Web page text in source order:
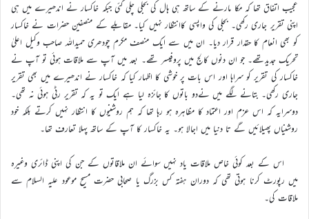
عجیب اتفاق تھا کہ مکا مارنے کے ساتھ ہی ہال کی بجلی چلی گئی جبکہ خاکسار نے اندھیرے میں ہی
اپنی تقریر جاری رکھی۔ بجلی کی واپسی کاانتظار نہیں کیا۔ مقابلے کے منصفین حضرات نے خاکسار
کو بھی انعام کا حقدار قرار دیا۔ ان میں سے ایک منصف مکرم چودھری حمیداللہ صاحب وکیل اعلیٰ
تحریک جدیدتھے۔ جو ان دنوں کالج میں پروفیسر تھے۔ بعد میں آپ سے ملاقات ہوئی تو آپ نے
خاکسار کی تقریر کو سراہا اور اس بات پر خوشی کا اظہار کیا کہ خاکسار نے اندھیرے میں بھی تقریر
جاری رکھی۔ بتانے لگے میں نےدو باتوں کا جائزہ لیا ہے ایک تو یہ کہ تقریر رٹی ہوئی نہ تھی۔
دوسرایہ کہ اس عزم اور اعتماد کا مظاہرہ ہو رہا تھا کہ ہم روشنیوں کا انتظار نہیں کرتے بلکہ خود
روشنیاں پھیلائیں گے تا دنیا میں اجالا ہو۔ یہ خاکسار کا آپ کے ساتھ پہلا تعارف تھا۔
اس کے بعد کوئی خاص ملاقات یاد نہیں سوائے ان ملاقاتوں کے جن کی اپنی ڈائری وغیرہ
میں رپورٹ کرنا ہوتی تھی کہ دوران ہفتہ کس بزرگ یا صحابی حضرت مسیح موعود علیہ السلام سے
ملاقات کی۔